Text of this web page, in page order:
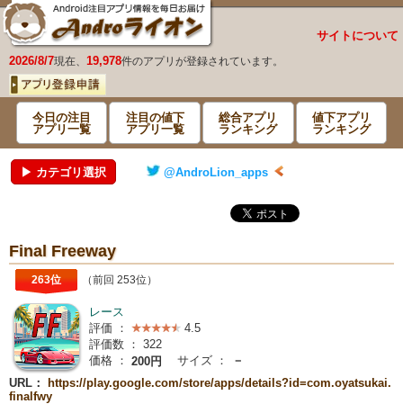
サイトについて
2026/8/7現在、 19,978件のアプリが登録されています。
今日の注目
アプリ一覧
注目の値下
アプリ一覧
総合アプリ
ランキング
値下アプリ
ランキング
▶ カテゴリ選択 @AndroLion_apps
Final Freeway
263位 （前回 253位）
レース
評価 ：
4.5
評価数 ： 322
価格 ： 200円 サイズ ：
－
URL：
https://play.google.com/store/apps/details?id=com.oyatsukai.
finalfwy